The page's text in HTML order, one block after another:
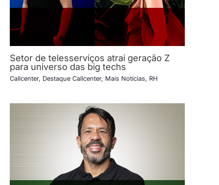
Setor de telesserviços atrai geração Z
para universo das big techs
Callcenter, Destaque Callcenter, Mais Notícias, RH